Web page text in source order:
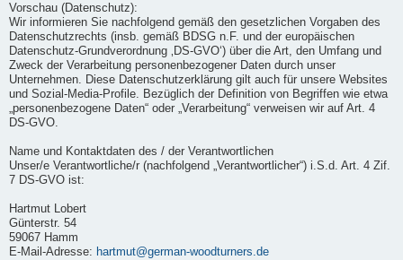
Vorschau (Datenschutz):
Wir informieren Sie nachfolgend gemäß den gesetzlichen Vorgaben des
Datenschutzrechts (insb. gemäß BDSG n.F. und der europäischen
Datenschutz-Grundverordnung ‚DS-GVO‘) über die Art, den Umfang und
Zweck der Verarbeitung personenbezogener Daten durch unser
Unternehmen. Diese Datenschutzerklärung gilt auch für unsere Websites
und Sozial-Media-Profile. Bezüglich der Definition von Begriffen wie etwa
„personenbezogene Daten“ oder „Verarbeitung“ verweisen wir auf Art. 4
DS-GVO.
Name und Kontaktdaten des / der Verantwortlichen
Unser/e Verantwortliche/r (nachfolgend „Verantwortlicher“) i.S.d. Art. 4 Zif.
7 DS-GVO ist:
Hartmut Lobert
Günterstr. 54
59067 Hamm
E-Mail-Adresse: hartmut@german-woodturners.de